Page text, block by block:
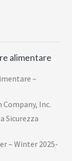
alimentare
–
Company, Inc.
Sicurezza
– Winter 2025-